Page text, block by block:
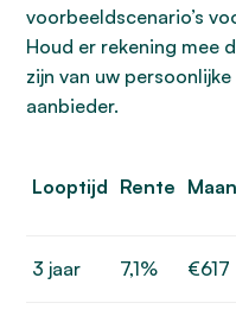
voorbeeldscenario’s
Houd er rekening mee
zijn van uw
aanbieder.
Looptijd Rente
3 jaar 7,1% €617